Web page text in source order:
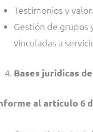
Testimonios y
Gestión de grupos
vinculadas a
Bases jurídicas
al artículo 6